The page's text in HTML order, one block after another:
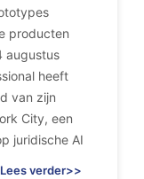
producten
augustus
heeft
van zijn
City, een
juridische AI
Lees verder>>